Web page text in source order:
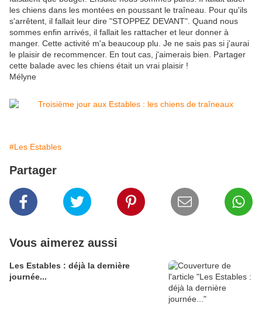
les chiens dans les montées en poussant le traîneau. Pour qu'ils
s'arrêtent, il fallait leur dire "STOPPEZ DEVANT". Quand nous
sommes enfin arrivés, il fallait les rattacher et leur donner à
manger. Cette activité m'a beaucoup plu. Je ne sais pas si j'aurai
le plaisir de recommencer. En tout cas, j'aimerais bien. Partager
cette balade avec les chiens était un vrai plaisir !
Mélyne
#Les Estables
Partager
Vous aimerez aussi
Les Estables : déjà la dernière
journée...